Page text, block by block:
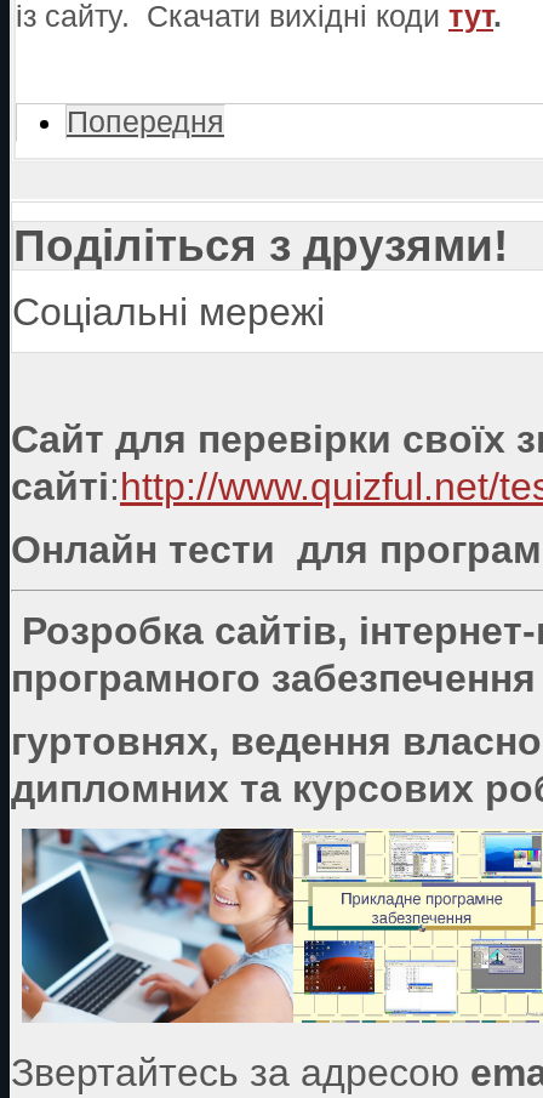
із сайту. Скачати вихідні коди тут.
Попередня
Поділіться з друзями!
Соціальні мережі
Сайт для перевірки своїх
сайті:http://www.quizful.net/
Онлайн тести для
Розробка сайтів,
програмного
гуртовнях, ведення
дипломних та курсових
Звертайтесь за адресою